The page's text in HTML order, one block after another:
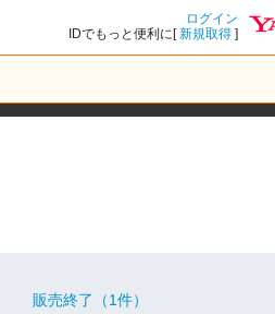
ログイン
IDでもっと便利に[新規取得 ]
販売終了（1件）